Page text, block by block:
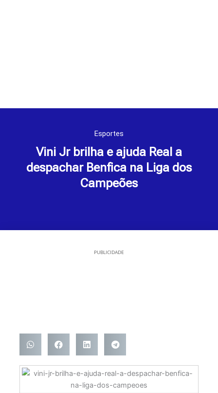
Esportes
Vini Jr brilha e ajuda Real a
despachar Benfica na Liga dos
Campeões
PUBLICIDADE